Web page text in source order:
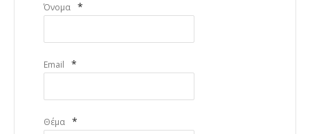
Όνομα *
Email *
Θέμα *